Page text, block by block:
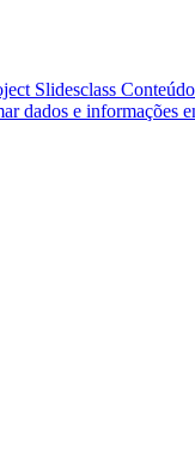
Slidesclass
dados e informações